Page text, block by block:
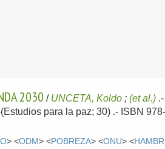
2030 / UNCETA, Koldo ;(et al.)
para la paz; 30) .- ISBN
> <ODM> <POBREZA> <ONU> <